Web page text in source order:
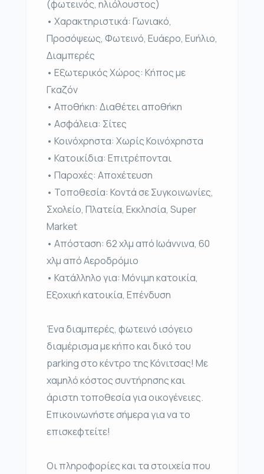
(φωτεινός, ηλιόλουστος)
• Χαρακτηριστικά: Γωνιακό,
Προσόψεως, Φωτεινό, Ευάερο, Ευήλιο,
Διαμπερές
• Εξωτερικός Χώρος: Κήπος με
Γκαζόν
• Αποθήκη: Διαθέτει αποθήκη
• Ασφάλεια: Σίτες
• Κοινόχρηστα: Χωρίς Κοινόχρηστα
• Κατοικίδια: Επιτρέπονται
• Παροχές: Αποχέτευση
• Τοποθεσία: Κοντά σε Συγκοινωνίες,
Σχολείο, Πλατεία, Εκκλησία, Super
Market
• Απόσταση: 62 χλμ από Ιωάννινα, 60
χλμ από Αεροδρόμιο
• Κατάλληλο για: Μόνιμη κατοικία,
Εξοχική κατοικία, Επένδυση
Ένα διαμπερές, φωτεινό ισόγειο
διαμέρισμα με κήπο και δικό του
parking στο κέντρο της Κόνιτσας! Με
χαμηλό κόστος συντήρησης και
άριστη τοποθεσία για οικογένειες.
Επικοινωνήστε σήμερα για να το
επισκεφτείτε!
Οι πληροφορίες και τα στοιχεία που